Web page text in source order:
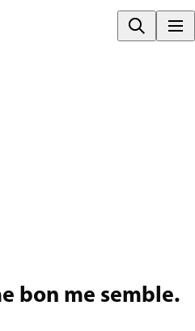
bon me semble.